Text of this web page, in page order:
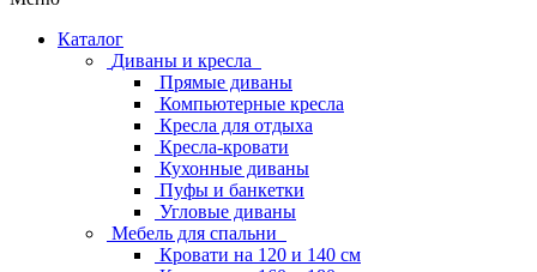
Каталог
Диваны и кресла
Прямые диваны
Компьютерные кресла
Кресла для отдыха
Кресла-кровати
Кухонные диваны
Пуфы и банкетки
Угловые диваны
Мебель для спальни
Кровати на 120 и 140 см